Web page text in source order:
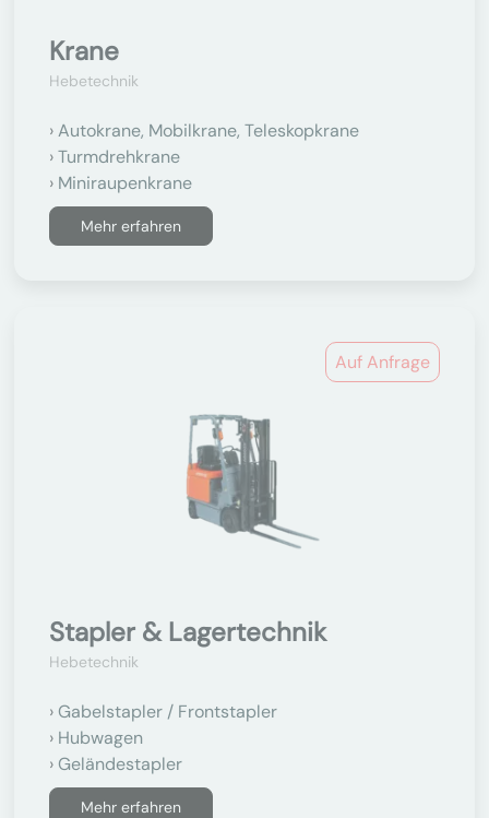
Krane
Hebetechnik
Autokrane, Mobilkrane, Teleskopkrane
Turmdrehkrane
Miniraupenkrane
Mehr erfahren
Auf Anfrage
Stapler & Lagertechnik
Hebetechnik
Gabelstapler / Frontstapler
Hubwagen
Geländestapler
Mehr erfahren